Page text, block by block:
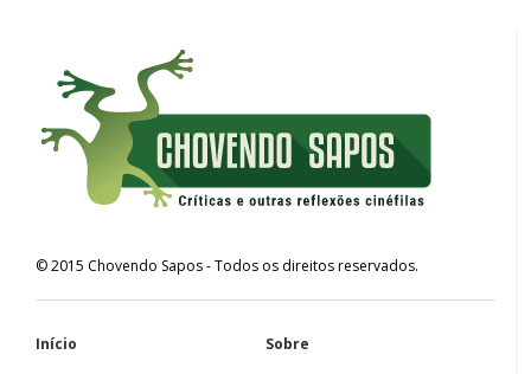
©2015 Chovendo Sapos- Todos os direitos reservados.
Início
Sobre